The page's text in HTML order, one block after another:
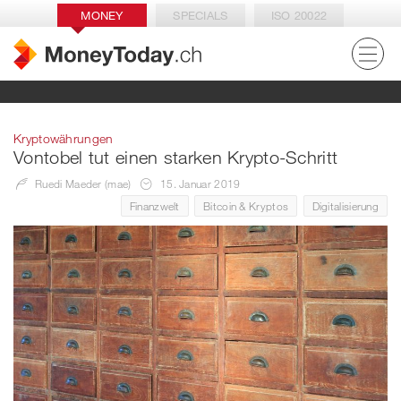
MONEY SPECIALS ISO 20022
Kryptowährungen
Vontobel tut einen starken Krypto-Schritt
Ruedi Maeder (mae)
15. Januar 2019
Finanzwelt
Bitcoin & Kryptos Digitalisierung